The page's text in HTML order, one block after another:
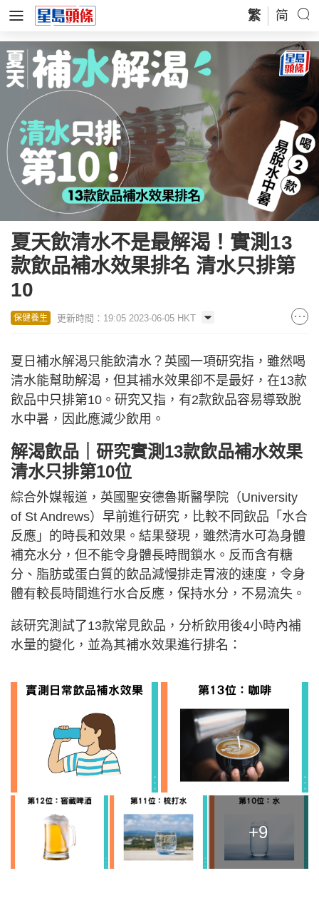
繁 简
夏天飲清水不是最解渴！實測13
款飲品補水效果排名 清水只排第
10
保健養生 更新時間：19:05 2023-06-05 HKT
夏日補水解渴只能飲清水？英國一項研究指，雖然喝
清水能幫助解渴，但其補水效果卻不是最好，在13款
飲品中只排第10。研究又指，有2款飲品容易導致脫
水中暑，因此應減少飲用。
解渴飲品｜研究實測13款飲品補水效果
清水只排第10位
綜合外媒報道，英國聖安德魯斯醫學院（University
of St Andrews）早前進行研究，比較不同飲品「水合
反應」的時長和效果。結果發現，雖然清水可為身體
補充水分，但不能令身體長時間鎖水。反而含有糖
分、脂肪或蛋白質的飲品減慢排走胃液的速度，令身
體有較長時間進行水合反應，保持水分，不易流失。
該研究測試了13款常見飲品，分析飲用後4小時內補
水量的變化，並為其補水效果進行排名：
+9